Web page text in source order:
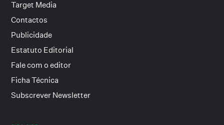
Target Media
Contactos
Publicidade
Estatuto Editorial
Fale com o editor
Ficha Técnica
Subscrever Newsletter